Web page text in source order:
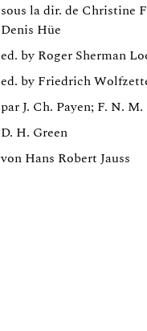
sous la dir. de Christine
Denis Hüe
ed. by Roger Sherman
ed. by Friedrich
par J. Ch. Payen; F. N.
D. H. Green
von Hans Robert Jauss